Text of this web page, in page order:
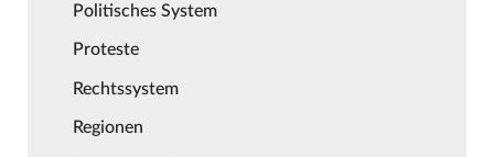
Politisches System
Proteste
Rechtssystem
Regionen